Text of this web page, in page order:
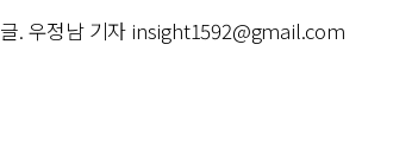
글. 우정남 기자 insight1592@gmail.com